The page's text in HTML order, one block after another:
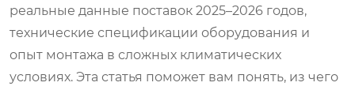
реальные данные поставок 2025–2026 годов,
технические спецификации оборудования и
опыт монтажа в сложных климатических
условиях. Эта статья поможет вам понять, из чего